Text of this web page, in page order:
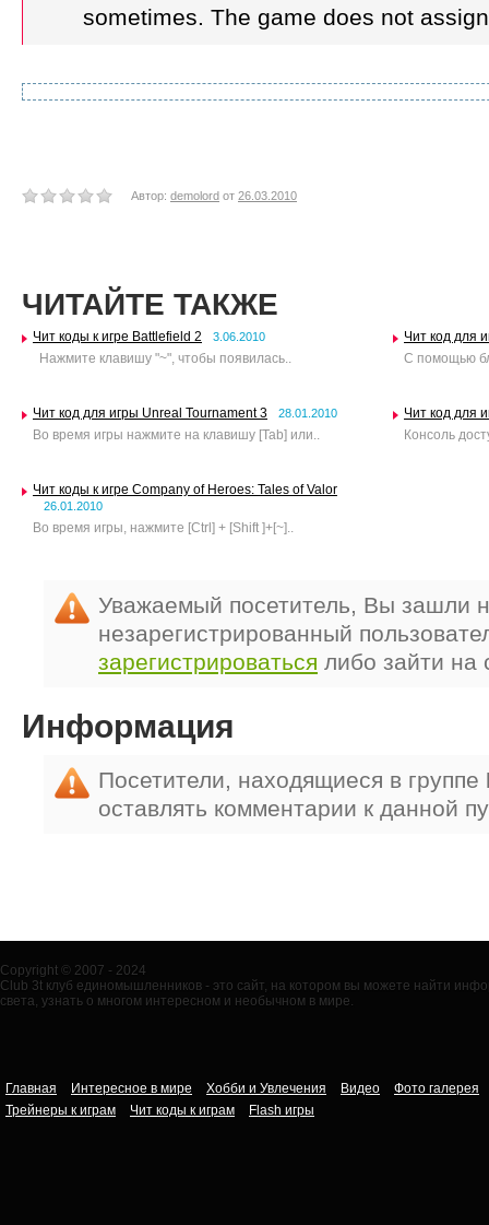
sometimes. The game does not
Автор: demolord от 26.03.2010
ЧИТАЙТЕ ТАКЖЕ
Чит коды к игре Battlefield 2 3.06.2010
Нажмите клавишу "~", чтобы появилась..
Чит код для
С помощью
Чит код для игры Unreal Tournament 3 28.01.2010
Во время игры нажмите на клавишу [Tab] или..
Чит код для
Консоль
Чит коды к игре Company of Heroes: Tales of Valor
26.01.2010
Во время игры, нажмите [Ctrl] + [Shift ]+[~]..
Уважаемый посетитель, Вы зашли
незарегистрированный
зарегистрироваться либо зайти на
Информация
Посетители, находящиеся в группе
оставлять комментарии к данной
Copyright © 2007 - 2024
Club 3t клуб единомышленников - это сайт, на котором вы можете найти
света, узнать о многом интересном и необычном в мире.
Главная Интересное в мире Хобби и Увлечения Видео
Фото галерея
Трейнеры к играм
Чит коды к играм Flash игры